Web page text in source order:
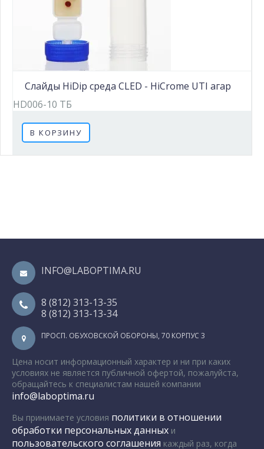
Слайды HiDip среда CLED - HiCrome UTI агар
HD006-10 ТБ
В КОРЗИНУ
INFO@LABOPTIMA.RU
8 (812) 313-13-35
8 (812) 313-13-34
ПРОСП. ОБУХОВСКОЙ ОБОРОНЫ, 70 КОРПУС 3
Цена носит информационный характер и ни при каких
условиях не является публичной офертой, пожалуйста,
обращайтесь к специалистам нашей компании
info@laboptima.ru
Вы принимаете условия политики в отношении
обработки персональных данных и
пользовательского соглашения каждый раз, когда